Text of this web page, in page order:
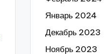
Январь 2024
Декабрь 2023
Ноябрь 2023